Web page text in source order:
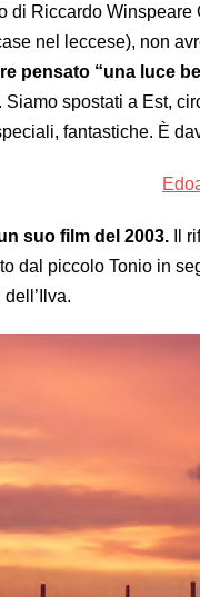
di Riccardo
nel leccese), non
pensato “una luce
spostati a Est,
fantastiche. È
suo film del 2003. Il
dal piccolo Tonio in